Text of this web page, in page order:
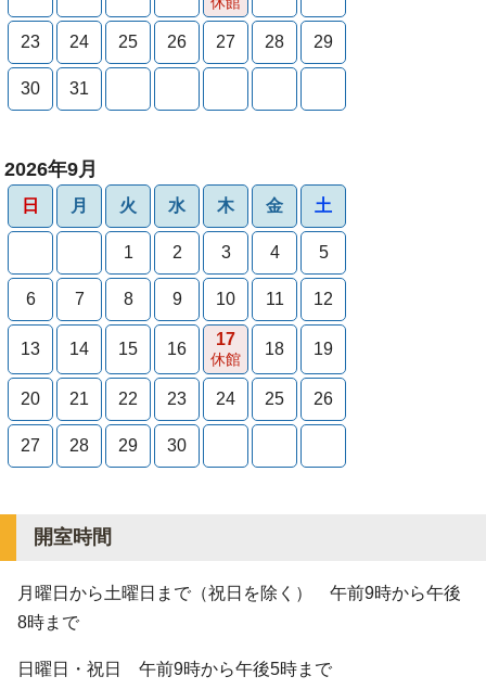
23 24 25 26 27 28 29
30 31
2026年9月
日 月 火 水 木 金 土
1 2 3 4 5
6 7 8 9 10 11 12
13 14 15 16
17
休館
18 19
20 21 22 23 24 25 26
27 28 29 30
開室時間
月曜日から土曜日まで（祝日を除く） 午前9時から午後
8時まで
日曜日・祝日 午前9時から午後5時まで